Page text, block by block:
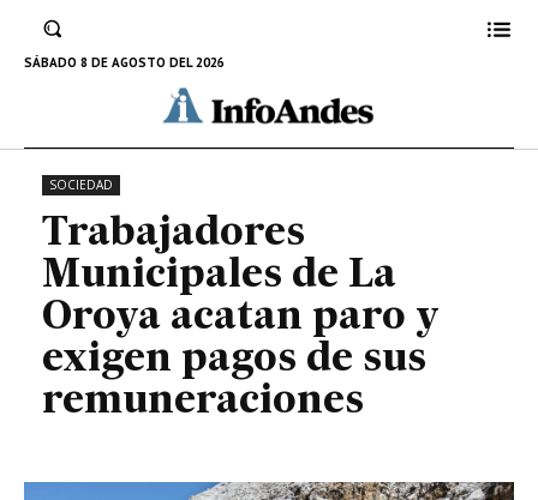
SÁBADO 8 DE AGOSTO DEL 2026
Oroya acatan paro y exigen pagos
de sus remuneraciones
28 DE AGOSTO DE 2024
SOCIEDAD
Trabajadores
Municipales de La
Oroya acatan paro y
exigen pagos de sus
remuneraciones